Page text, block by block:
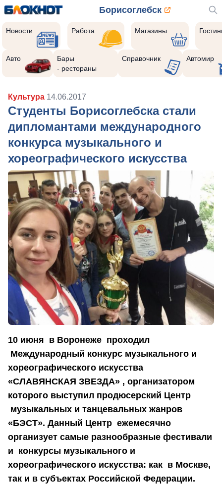
Борисоглебск
Новости Работа Магазины
Авто
Бары
- рестораны
Справочник Автомир
Культура 14.06.2017
Студенты Борисоглебска стали
дипломантами международного
конкурса музыкального и
хореографического искусства
10 июня в Воронеже проходил
Международный конкурс музыкального и
хореографического искусства
«СЛАВЯНСКАЯ ЗВЕЗДА» , организатором
которого выступил продюсерский Центр
музыкальных и танцевальных жанров
«БЭСТ». Данный Центр ежемесячно
организует самые разнообразные фестивали
и конкурсы музыкального и
хореографического искусства: как в Москве,
так и в субъектах Российской Федерации.